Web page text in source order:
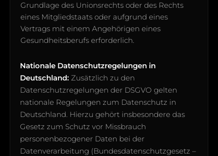
Grundlage des Unionsrechts oder des Rechts
eines Mitgliedstaats oder aufgrund eines
Vertrags mit einem Angehörigen eines
Gesundheitsberufs erforderlich.
Nationale Datenschutzregelungen in
Deutschland: Zusätzlich zu den
Datenschutzregelungen der DSGVO gelten
nationale Regelungen zum Datenschutz in
Deutschland. Hierzu gehört insbesondere das
Gesetz zum Schutz vor Missbrauch
personenbezogener Daten bei der
Datenverarbeitung (Bundesdatenschutzgesetz –